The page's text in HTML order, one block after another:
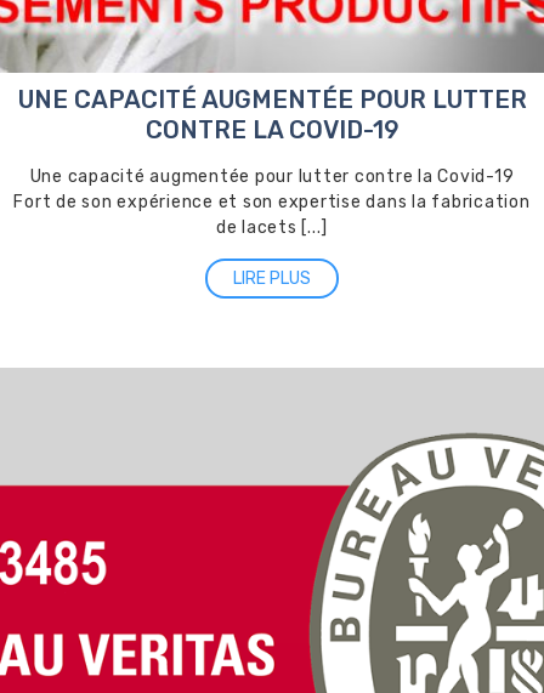
UNE CAPACITÉ AUGMENTÉE POUR LUTTER
CONTRE LA COVID-19
Une capacité augmentée pour lutter contre la Covid-19
Fort de son expérience et son expertise dans la fabrication
de lacets [...]
LIRE PLUS